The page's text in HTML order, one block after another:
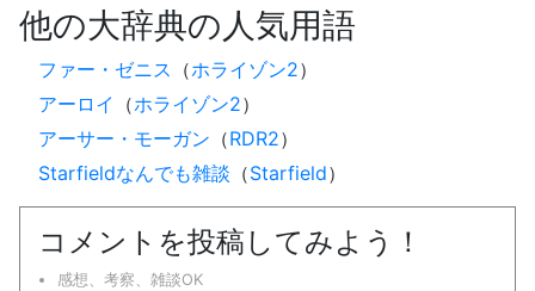
他の大辞典の人気用語
ファー・ゼニス （ホライゾン2）
アーロイ
（ホライゾン2）
アーサー・モーガン （RDR2）
Starfieldなんでも雑談 （Starfield）
コメントを投稿してみよう！
感想、考察、雑談OK